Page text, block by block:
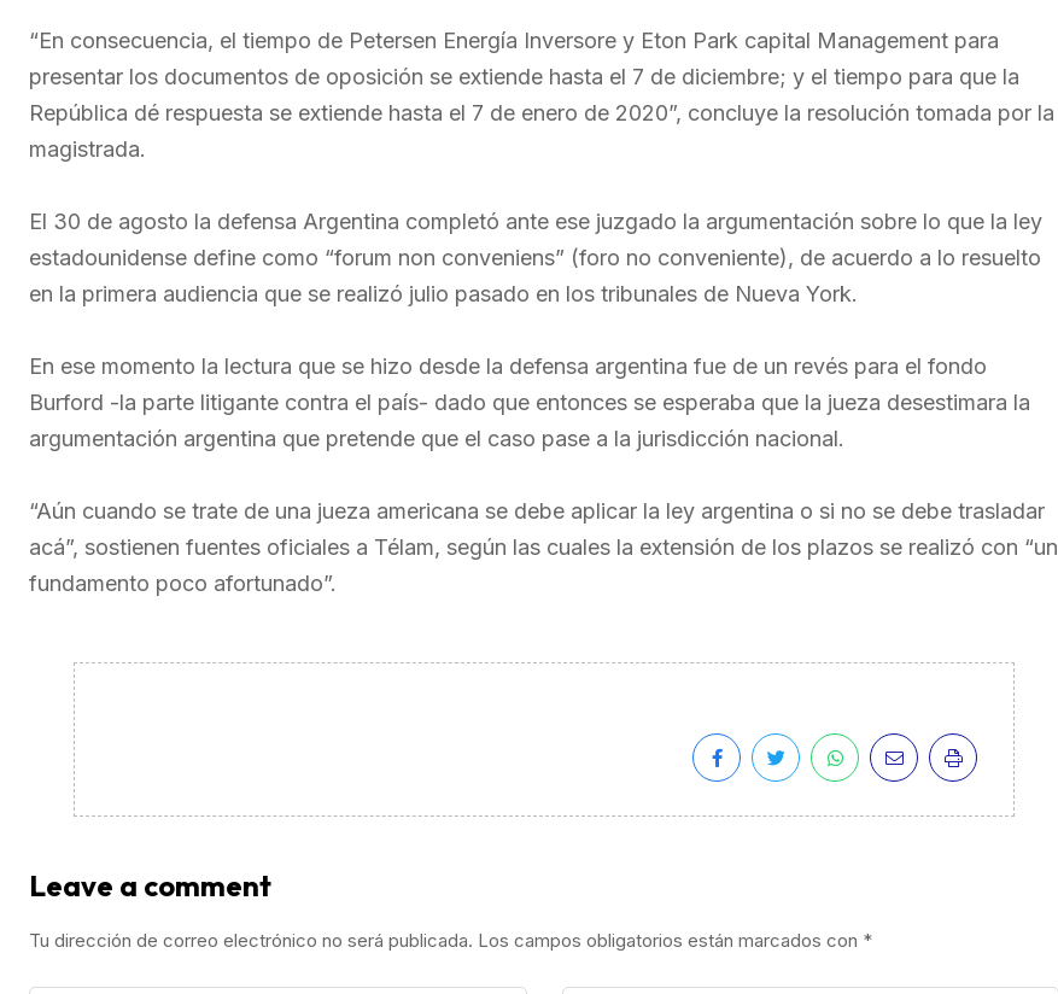
“En consecuencia, el tiempo de Petersen Energía Inversore y Eton Park capital Management para
presentar los documentos de oposición se extiende hasta el 7 de diciembre; y el tiempo para que la
República dé respuesta se extiende hasta el 7 de enero de 2020”, concluye la resolución tomada por la
magistrada.
El 30 de agosto la defensa Argentina completó ante ese juzgado la argumentación sobre lo que la ley
estadounidense define como “forum non conveniens” (foro no conveniente), de acuerdo a lo resuelto
en la primera audiencia que se realizó julio pasado en los tribunales de Nueva York.
En ese momento la lectura que se hizo desde la defensa argentina fue de un revés para el fondo
Burford -la parte litigante contra el país- dado que entonces se esperaba que la jueza desestimara la
argumentación argentina que pretende que el caso pase a la jurisdicción nacional.
“Aún cuando se trate de una jueza americana se debe aplicar la ley argentina o si no se debe trasladar
acá”, sostienen fuentes oficiales a Télam, según las cuales la extensión de los plazos se realizó con “un
fundamento poco afortunado”.
Leave a comment
Tu dirección de correo electrónico no será publicada. Los campos obligatorios están marcados con *